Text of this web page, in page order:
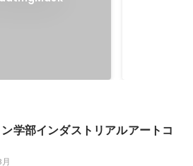
学部インダストリアルアートコ